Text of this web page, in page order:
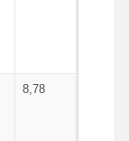
8,78